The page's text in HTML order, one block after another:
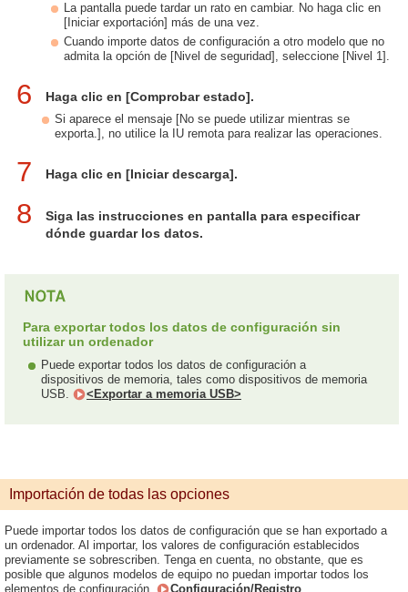
La pantalla puede tardar un rato en cambiar. No haga clic en
[Iniciar exportación] más de una vez.
Cuando importe datos de configuración a otro modelo que no
admita la opción de [Nivel de seguridad], seleccione [Nivel 1].
6 Haga clic en [Comprobar estado].
Si aparece el mensaje [No se puede utilizar mientras se
exporta.], no utilice la IU remota para realizar las operaciones.
7 Haga clic en [Iniciar descarga].
8
Siga las instrucciones en pantalla para especificar
dónde guardar los datos.
Para exportar todos los datos de configuración sin
utilizar un ordenador
Puede exportar todos los datos de configuración a
dispositivos de memoria, tales como dispositivos de memoria
USB.
<Exportar a memoria USB>
Importación de todas las opciones
Puede importar todos los datos de configuración que se han exportado a
un ordenador. Al importar, los valores de configuración establecidos
previamente se sobrescriben. Tenga en cuenta, no obstante, que es
posible que algunos modelos de equipo no puedan importar todos los
elementos de configuración.
Configuración/Registro